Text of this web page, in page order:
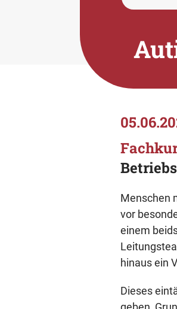
Menschen
vor
einem
hinaus ein
Dieses